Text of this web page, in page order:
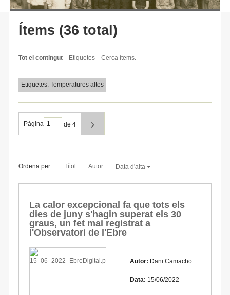
Ítems (36 total)
Tot el contingut Etiquetes Cerca ítems.
Etiquetes: Temperatures altes
Pàgina de 4
Ordena per: Títol Autor Data d'alta
La calor excepcional fa que tots els
dies de juny s'hagin superat els 30
graus, un fet mai registrat a
l'Observatori de l'Ebre
Autor: Dani Camacho
Data: 15/06/2022